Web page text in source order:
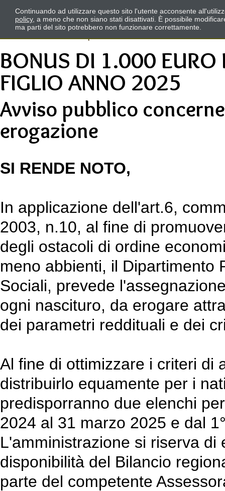
BONUS DI 1.000 EURO
FIGLIO ANNO 2025
Avviso pubblico
erogazione
SI RENDE NOTO,
In applicazione dell'art.6,
2003, n.10, al fine di
degli ostacoli di ordine
meno abbienti, il Dipartimento
Sociali, prevede
ogni nascituro, da erogare
dei parametri reddituali e dei
Al fine di ottimizzare i criteri di
distribuirlo equamente per i
predisporranno due elenchi
2024 al 31 marzo 2025 e dal
L'amministrazione si riserva
disponibilità del Bilancio
parte del competente
Continuando ad utilizzare questo sito l'utente acconsente
policy, a meno che non siano stati disattivati. È possibile
ma parti del sito potrebbero non funzionare correttamente.